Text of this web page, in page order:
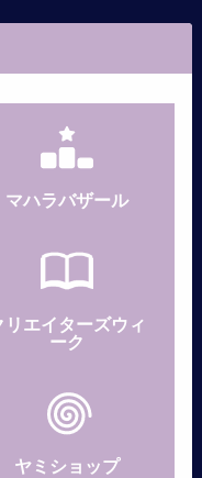
マハラバザール
リエイターズウィ
ーク
ヤミショップ